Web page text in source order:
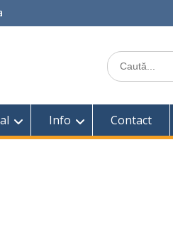
Caută
for:
Info Contact